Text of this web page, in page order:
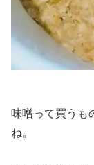
味噌って買うも
ね。